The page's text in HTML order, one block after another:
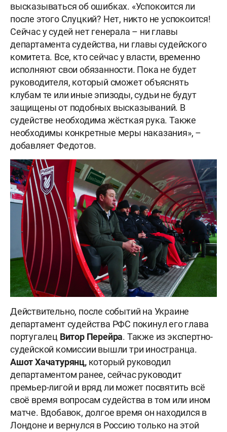
высказываться об ошибках. «Успокоится ли
после этого Слуцкий? Нет, никто не успокоится!
Сейчас у судей нет генерала – ни главы
департамента судейства, ни главы судейского
комитета. Все, кто сейчас у власти, временно
исполняют свои обязанности. Пока не будет
руководителя, который сможет объяснять
клубам те или иные эпизоды, судьи не будут
защищены от подобных высказываний. В
судействе необходима жёсткая рука. Также
необходимы конкретные меры наказания», –
добавляет Федотов.
Действительно, после событий на Украине
департамент судейства РФС покинул его глава
португалец Витор Перейра. Также из экспертно-
судейской комиссии вышли три иностранца.
Ашот Хачатурянц,который руководил
департаментом ранее, сейчас руководит
премьер-лигой и вряд ли может посвятить всё
своё время вопросам судейства в том или ином
матче. Вдобавок, долгое время он находился в
Лондоне и вернулся в Россию только на этой